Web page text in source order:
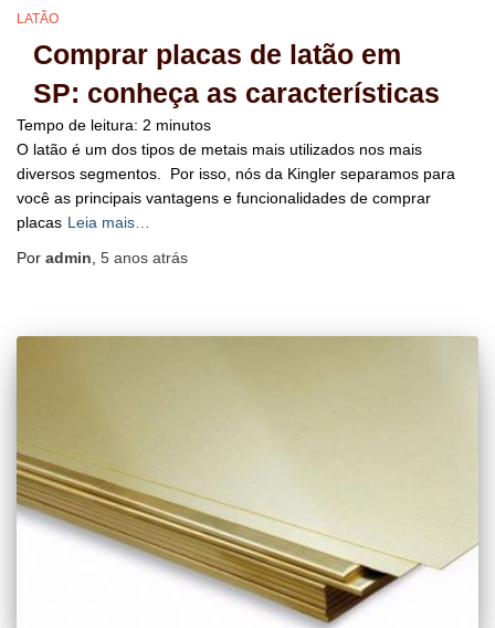
LATÃO
Comprar placas de latão em
SP: conheça as características
Tempo de leitura: 2 minutos
O latão é um dos tipos de metais mais utilizados nos mais
diversos segmentos. Por isso, nós da Kingler separamos para
você as principais vantagens e funcionalidades de comprar
placas Leia mais…
Por admin, 5 anos atrás